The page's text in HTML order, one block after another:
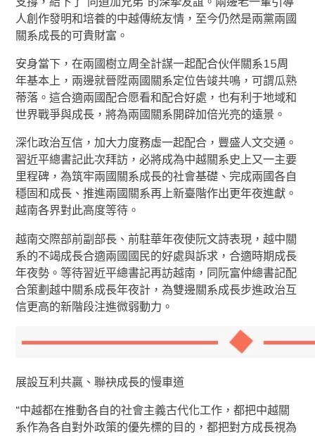
人創作發明和培養的中越傳統友情，至今仍然是兩黨兩國
關系成長的可貴財富。
安身當下，在兩國樹立周全計謀一起配合伙伴關系15周
年基本上，兩邊就晉陞兩國關系定位告竣共鳴，可謂瓜熟
蒂落。這合適兩國配合愿看和配合好處，也有利于地域和
世界戰爭與成長，將為兩國關系開辟加倍光亮的遠景。
深化政治互信，加大力度務虛一起配合，豐盛人文交通。
習近平總書記此次拜訪，必將成為中越關系史上又一主要
里程碑，為筑牢兩國關系成長的社會基礎、完成兩國各自
穩固和成長、推進兩國關系再上新臺階作出更年夜進獻。
越南各界對此高度等待。
越南交際部前副部長、前駐華年夜使阮文詩表現，越中關
系的不竭成長合適兩國國民的好處與訴求，合適時期成長
年夜勢。等待習近平總書記再訪越南，同阮富仲總書記配
合策劃越中關系成長年夜計，為雙邊關系成長步進政治互
信更高的新階段注進微弱動力。
展設互利共贏、聯袂成長的慢車道
“中越都在推動各自的社會主義古代化工作，都把中越關
系作為各自對外政策的優先標的目的，都把對方成長視為